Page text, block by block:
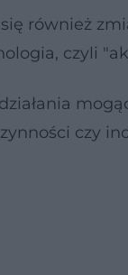
również
czyli
czy